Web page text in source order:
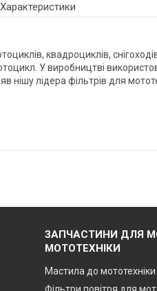
Характеристики
квадроциклів,
У виробництві
нішу лідера фільтрів для
ЗАПЧАСТИНИ ДЛЯ
МОТОТЕХНІКИ
Мастила до мототехніки